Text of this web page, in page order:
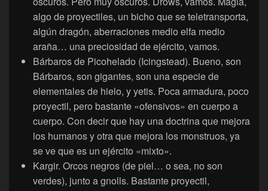
algo de proyectiles, un bicho que se teletransporta,
algún dragón, aberraciones medio elfa medio
araña… una preciosidad de ejército, vamos.
Bárbaros de Picohelado (Icingstead). Bueno, son
Bárbaros, son gigantes, son una especie de
elementales de hielo, y yetis. Poca armadura, poco
proyectil, pero bastante «ofensivos» en cuerpo a
cuerpo. Con decir que hay una doctrina que mejora
los humanos y otra que mejora los monstruos, ya
se ve que es un ejército «mixto».
Kargir. Orcos negros (de piel… o sea, no son
verdes), junto a gnolls. Bastante proyectil,